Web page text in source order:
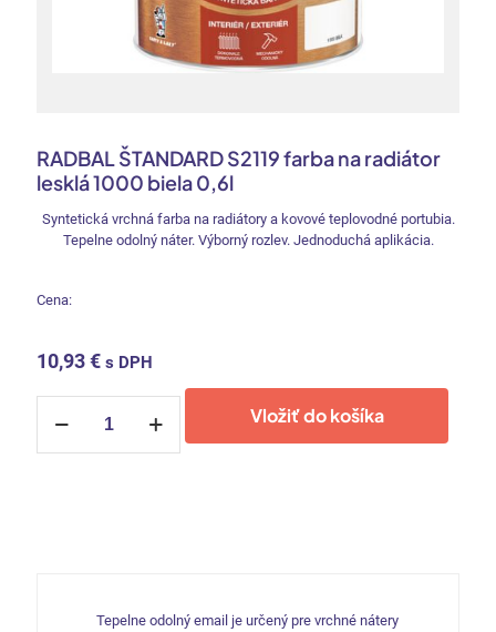
RADBAL ŠTANDARD S2119 farba na radiátor
lesklá 1000 biela 0,6l
Syntetická vrchná farba na radiátory a kovové teplovodné portubia.
Tepelne odolný náter. Výborný rozlev. Jednoduchá aplikácia.
Cena:
10,93€ s DPH
RADBAL
Vložiť do košíka
Tepelne odolný email je určený pre vrchné nátery